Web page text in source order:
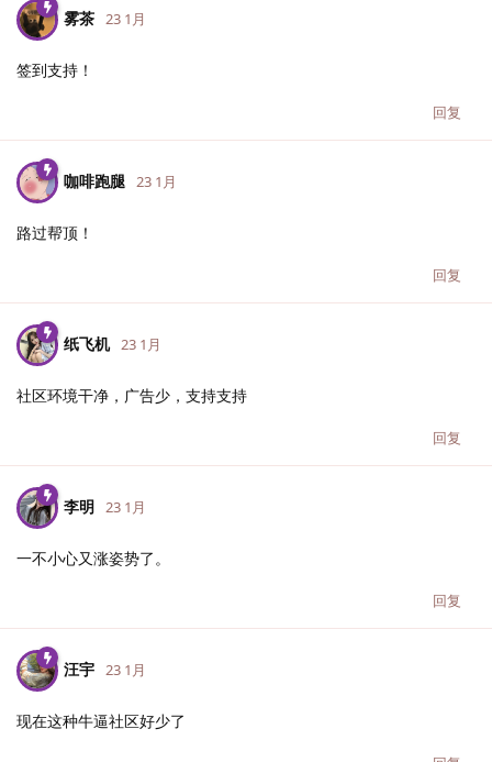
雾茶 23 1月
签到支持！
回复
咖啡跑腿 23 1月
路过帮顶！
回复
纸飞机 23 1月
社区环境干净，广告少，支持支持
回复
李明 23 1月
一不小心又涨姿势了。
回复
汪宇 23 1月
现在这种牛逼社区好少了